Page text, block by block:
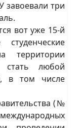
завоевали три
вот уже 15-й
территории
стать любой
в том числе
(№